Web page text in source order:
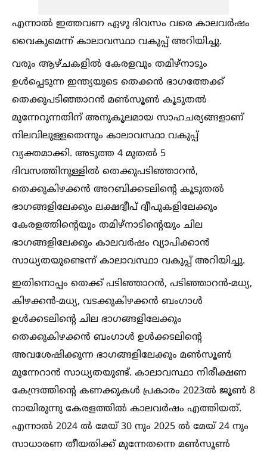
എന്നാല്‍ ഇത്തവണ ഏഴു ദിവസം വരെ കാലവർഷം
വൈകുമെന്ന് കാലാവസ്ഥാ വകുപ്പ് അറിയിച്ചു.
വരും ആഴ്ചകളില്‍ കേരളവും തമിഴ്‌നാടും
ഉള്‍പ്പെടുന്ന ഇന്ത്യയുടെ തെക്കൻ ഭാഗത്തേക്ക്
തെക്കുപടിഞ്ഞാറൻ മണ്‍സൂണ്‍ കൂടുതല്‍
മുന്നേറുന്നതിന് അനുകൂലമായ സാഹചര്യങ്ങളാണ്
നിലവിലുള്ളതെന്നും കാലാവസ്ഥാ വകുപ്പ്
വ്യക്തമാക്കി. അടുത്ത 4 മുതല്‍ 5
ദിവസത്തിനുള്ളില്‍ തെക്കുപടിഞ്ഞാറൻ,
തെക്കുകിഴക്കൻ അറബിക്കടലിന്റെ കൂടുതല്‍
ഭാഗങ്ങളിലേക്കും ലക്ഷദ്വീപ് ദ്വീപുകളിലേക്കും
കേരളത്തിന്റെയും തമിഴ്‌നാടിന്റെയും ചില
ഭാഗങ്ങളിലേക്കും കാലവർഷം വ്യാപിക്കാൻ
സാധ്യതയുണ്ടെന്ന് കാലാവസ്ഥാ വകുപ്പ് അറിയിച്ചു.
ഇതിനൊപ്പം തെക്ക് പടിഞ്ഞാറൻ, പടിഞ്ഞാറൻ-മധ്യ,
കിഴക്കൻ-മധ്യ, വടക്കുകിഴക്കൻ ബംഗാള്‍
ഉള്‍ക്കടലിന്റെ ചില ഭാഗങ്ങളിലേക്കും
തെക്കുകിഴക്കൻ ബംഗാള്‍ ഉള്‍ക്കടലിന്റെ
അവശേഷിക്കുന്ന ഭാഗങ്ങളിലേക്കും മണ്‍സൂണ്‍
മുന്നേറാൻ സാധ്യതയുണ്ട്. കാലാവസ്ഥാ നിരീക്ഷണ
കേന്ദ്രത്തിന്റെ കണക്കുകള്‍ പ്രകാരം 2023ല്‍ ജൂണ്‍ 8
നായിരുന്നു കേരളത്തില്‍ കാലവർഷം എത്തിയത്.
എന്നാല്‍ 2024 ല്‍ മേയ് 30 നും 2025 ല്‍ മേയ് 24 നും
സാധാരണ തീയതിക്ക് മുന്നേതന്നെ മണ്‍സൂണ്‍